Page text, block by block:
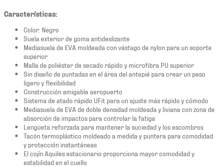
Características:
Color: Negro
Suela exterior de goma antideslizante
Mediasuela de EVA moldeada con vástago de nylon para un soporte
superior
Malla de poliéster de secado rápido y microfibra PU superior
Sin diseño de puntadas en el área del antepié para crear un peso
ligero y flexibilidad
Construcción amigable aeropuerto
Sistema de atado rápido UFit para un ajuste más rápido y cómodo
Mediasuela de EVA de doble densidad moldeada y liviana con zona de
absorción de impactos para controlar la fatiga
Lengüeta reforzada para mantener la suciedad y los escombros
Tacón termoplástico moldeado a medida y puntera para comodidad
y protección instantáneas
El cojín Aquiles estacionario proporciona mayor comodidad y
estabilidad en el cuello